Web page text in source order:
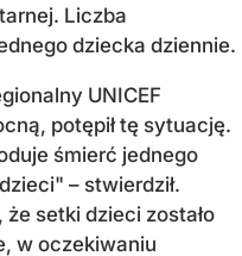
Liczba
dziecka dziennie.
UNICEF
potępił tę sytuację.
śmierć jednego
– stwierdził.
setki dzieci zostało
w oczekiwaniu